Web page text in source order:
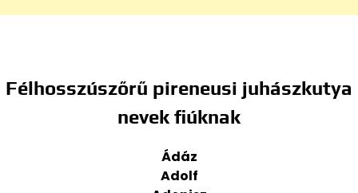
Félhosszúszőrű pireneusi juhászkutya
nevek fiúknak
Ádáz
Adolf